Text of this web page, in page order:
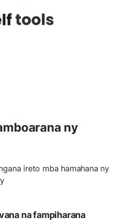
ny
ireto mba hamahana ny
na fampiharana